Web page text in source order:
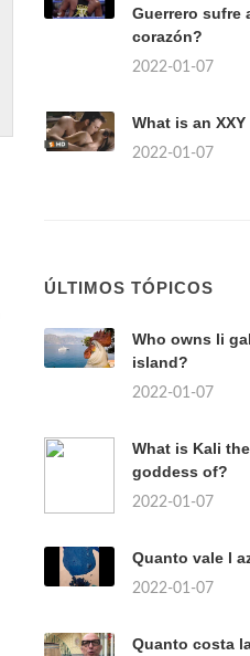
Guerrero sufre
corazón?
2022-01-07
What is an
2022-01-07
ÚLTIMOS TÓPICOS
Who owns li
island?
2022-01-07
What is Kali the
goddess of?
2022-01-07
Quanto vale l
2022-01-07
Quanto costa